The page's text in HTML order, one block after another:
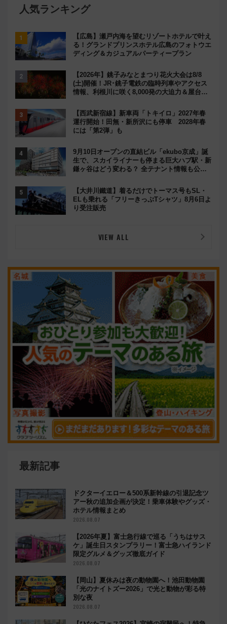
人気ランキング
【広島】瀬戸内海を望むリゾートホテルで叶え
る！グランドプリンスホテル広島のフォトウエ
ディング＆カジュアルパーティープラン
【2026年】銚子みなとまつり花火大会は8/8
(土)開催！JR･銚子電鉄の臨時列車やアクセス
情報、利根川に咲く8,000発の大迫力＆屋台を
【西武新宿線】新車両「トキイロ」2027年春
運行開始！田無・新所沢にも停車 2028年春
には「第2弾」も
9月10日オープンの直結ビル「ekubo京成」誕
生で、スカイライナーも停まる巨大ハブ駅・新
鎌ヶ谷はどう変わる？ 全テナント情報も公
【大井川鐵道】着るだけでトーマス号もSL・
ELも乗れる「フリーきっぷTシャツ」8月6日よ
り受注販売
VIEW ALL
最新記事
ドクターイエロー＆500系新幹線の引退記念ツ
アー秋の追加企画が決定！乗車体験やグッズ・
ホテル情報まとめ
2026.08.07
【2026年夏】富士急行線で巡る「うちはサス
ケ」誕生日スタンプラリー！富士急ハイランド
限定グルメ＆グッズ徹底ガイド
2026.08.07
【岡山】夏休みは夜の動物園へ！池田動物園
「光のナイトズー2026」で光と動物が彩る特
別な夜
2026.08.07